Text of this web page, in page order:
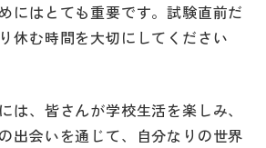
にはとても重要です。試験直前だ
休む時間を大切にしてください
は、皆さんが学校生活を楽しみ、
出会いを通じて、自分なりの世界